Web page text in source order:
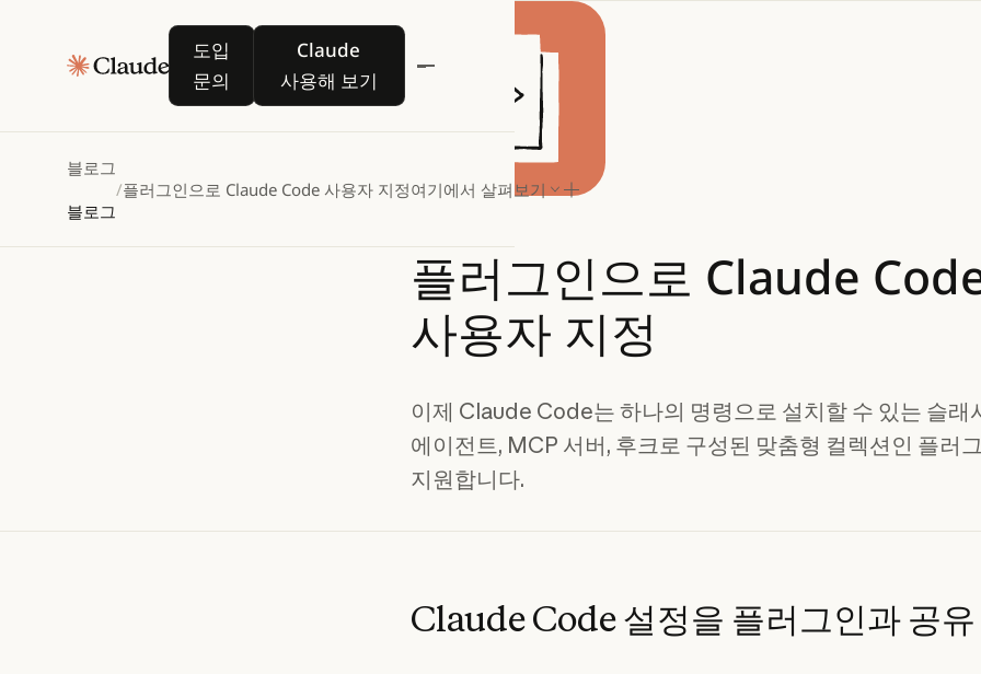
도입
문의
도입 문의
Claude
사용해 보기
Claude 사용해 보기
블로그
블로그
/플러그인으로 Claude Code 사용자 지정여기에서 살펴보기
플러그인으로 Claude
사용자 지정
이제 Claude Code는 하나의 명령으로 설치할 수 있는 슬래
에이전트, MCP 서버, 후크로 구성된 맞춤형 컬렉션인 플러
지원합니다.
Claude Code 설정을 플러그인과 공유